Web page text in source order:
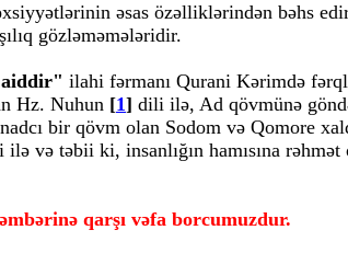
əsas özəlliklərindən bəhs
gözləməmələridir.
aiddir" ilahi fərmanı Qurani Kərimdə
Hz. Nuhun [1] dili ilə, Ad qövmünə
bir qövm olan Sodom və Qomore
ilə və təbii ki, insanlığın hamısına
qarşı vəfa borcumuzdur.